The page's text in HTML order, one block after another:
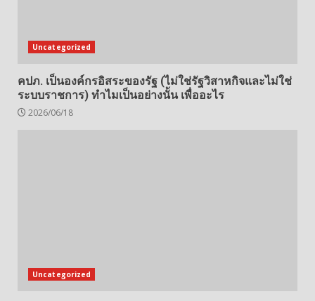
Uncategorized
คปภ. เป็นองค์กรอิสระของรัฐ (ไม่ใช่รัฐวิสาหกิจและไม่ใช่
ระบบราชการ) ทำไมเป็นอย่างนั้น เพื่ออะไร
2026/06/18
Uncategorized